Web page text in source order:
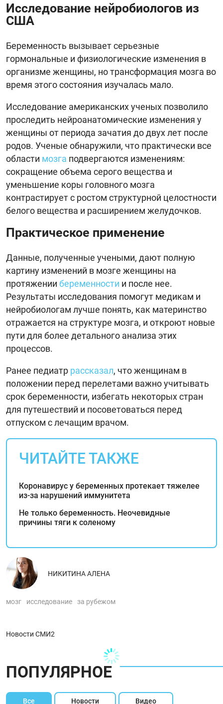
Исследование нейробиологов из
США
Беременность вызывает серьезные
гормональные и физиологические изменения в
организме женщины, но трансформация мозга во
время этого состояния изучалась мало.
Исследование американских ученых позволило
проследить нейроанатомические изменения у
женщины от периода зачатия до двух лет после
родов. Ученые обнаружили, что практически все
области мозга подвергаются изменениям:
сокращение объема серого вещества и
уменьшение коры головного мозга
контрастирует с ростом структурной целостности
белого вещества и расширением желудочков.
Практическое применение
Данные, полученные учеными, дают полную
картину изменений в мозге женщины на
протяжении беременности и после нее.
Результаты исследования помогут медикам и
нейробиологам лучше понять, как материнство
отражается на структуре мозга, и откроют новые
пути для более детального анализа этих
процессов.
Ранее педиатр рассказал, что женщинам в
положении перед перелетами важно учитывать
срок беременности, избегать некоторых стран
для путешествий и посоветоваться перед
отпуском с лечащим врачом.
ЧИТАЙТЕ ТАКЖЕ
Коронавирус у беременных протекает тяжелее
из-за нарушений иммунитета
Не только беременность. Неочевидные
причины тяги к соленому
НИКИТИНА АЛЕНА
мозг исследование за рубежом
Новости СМИ2
ПОПУЛЯРНОЕ
Все Новости Видео